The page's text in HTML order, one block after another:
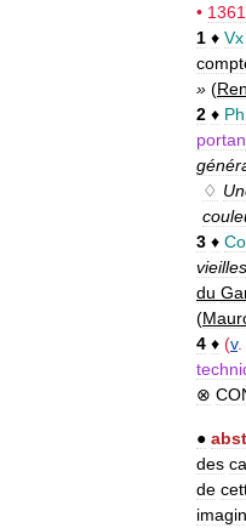
• 1361
1 ♦ Vx
» (
2 ♦
♢
3 ♦
du
(
4 ♦ (v.
⊗
●
des
de